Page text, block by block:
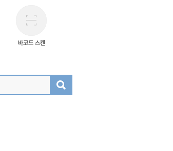
바코드 스캔